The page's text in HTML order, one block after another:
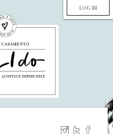
LOG IN